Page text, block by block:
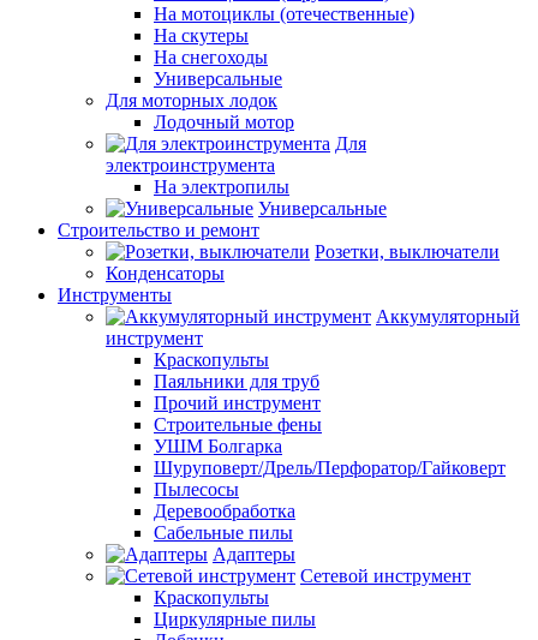
На мотоциклы (отечественные)
На скутеры
На снегоходы
Универсальные
Для моторных лодок
Лодочный мотор
Для
электроинструмента
На электропилы
Универсальные
Строительство и ремонт
Розетки, выключатели
Конденсаторы
Инструменты
Аккумуляторный
инструмент
Краскопульты
Паяльники для труб
Прочий инструмент
Строительные фены
УШМ Болгарка
Шуруповерт/Дрель/Перфоратор/Гайковерт
Пылесосы
Деревообработка
Сабельные пилы
Адаптеры
Сетевой инструмент
Краскопульты
Циркулярные пилы